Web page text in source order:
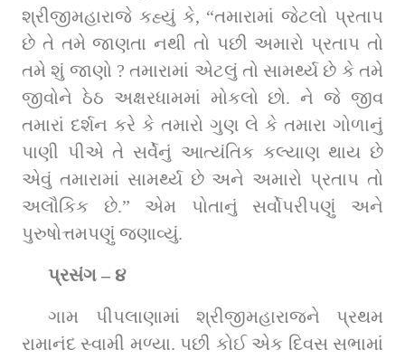
શ્રીજીમહારાજે કહ્યું કે, “તમારામાં જેટલો પ્રતાપ
છે તે તમે જાણતા નથી તો પછી અમારો પ્રતાપ તો
તમે શું જાણો ? તમારામાં એટલું તો સામર્થ્‍ય છે કે તમે
જીવોને ઠેઠ અક્ષરધામમાં મોકલો છો. ને જે જીવ
તમારાં દર્શન કરે કે તમારો ગુણ લે કે તમારા ગોળાનું
પાણી પીએ તે સર્વેનું આત્‍યંતિક કલ્‍યાણ થાય છે
એવું તમારામાં સામર્થ્‍ય છે અને અમારો પ્રતાપ તો
અલૌકિક છે.” એમ પોતાનું સર્વોપરીપણું અને
પુરુષોત્તમપણું જણાવ્યું.
પ્રસંગ – ૪
ગામ ‍પીપલાણામાં શ્રીજીમહારાજને પ્રથમ
રામાનંદ સ્વામી મળ્‍યા. પછી કોઈ એક દિવસ સભામાં